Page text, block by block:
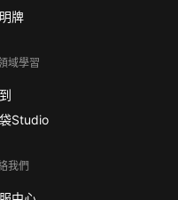
牌
域學習
Studio
我們